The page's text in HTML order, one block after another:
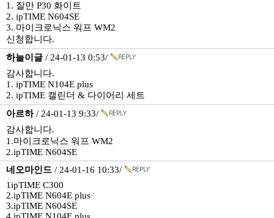
1. 잘만 P30 화이트
2. ipTIME N604SE
3. 마이크로닉스 워프 WM2
신청합니다.
하늘이글 / 24-01-13 0:53/
감사합니다.
1. ipTIME N104E plus
2. ipTIME 캘린더 & 다이어리 세트
아르하/ 24-01-13 9:33/
감사합니다.
1.마이크로닉스 워프 WM2
2.ipTIME N604SE
네오마인드 / 24-01-16 10:33/
1ipTIME C300
2.ipTIME N604E plus
3.ipTIME N604SE